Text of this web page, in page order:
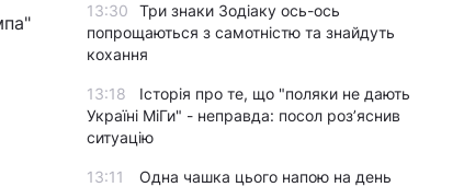
13:30
Три знаки Зодіаку ось-ось
попрощаються з самотністю та знайдуть
кохання
13:18
Історія про те, що "поляки не дають
Україні МіГи" - неправда: посол роз’яснив
ситуацію
13:11
Одна чашка цього напою на день